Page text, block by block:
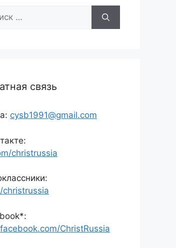
связь
cysb1991@gmail.com
christrussia
christrussia
ChristRussia